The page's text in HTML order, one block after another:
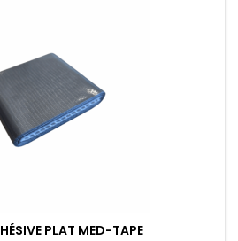
PLAT MED-TAPE